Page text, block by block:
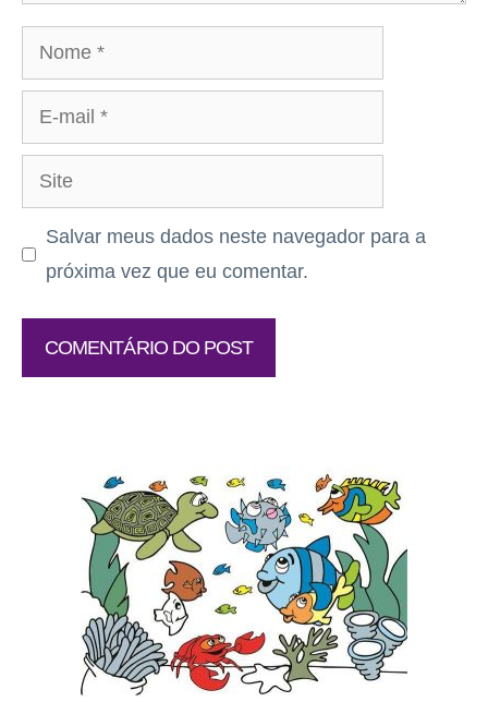
Nome
mail
Site
Salvar meus dados neste navegador para a
próxima vez que eu comentar.